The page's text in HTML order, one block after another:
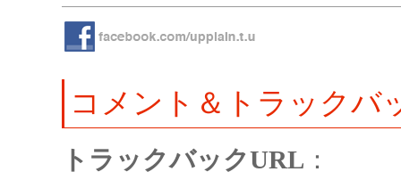
コメント＆トラックバ
トラックバックURL ：